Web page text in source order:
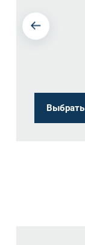
Выбрать